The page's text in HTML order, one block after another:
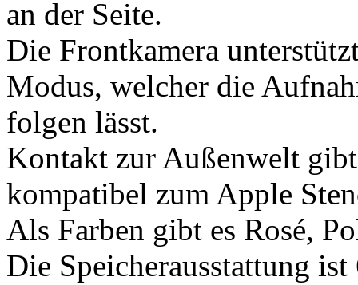
an der Seite.
Die Frontkamera
Modus, welcher die
folgen lässt.
Kontakt zur Außenwelt
kompatibel zum Apple
Als Farben gibt es Rosé,
Die Speicherausstattung